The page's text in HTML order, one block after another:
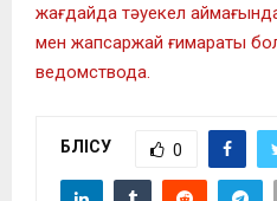
жағдайда тәуекел
мен жапсаржай ғимараты
ведомствода.
БӨЛІСУ 0